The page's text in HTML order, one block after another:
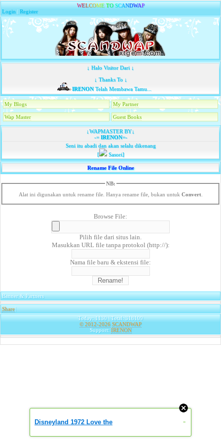
WELCOME TO SCANDWAP
Login |Register
↓ Halo Visitor Dari ↓
↓ Thanks To ↓
IRENONTelah Membawa Tamu...
My Blogs My Partner
Wap Master Guest Books
↓WAPMASTER BY↓
-=IRENON=-
Seni itu abadi dan akan selalu dikenang
[
Sasori]
Rename File Online
NB:
Alat ini digunakan untuk rename file. Hanya rename file, bukan untuk Convert.
Browse File:
Pilih file dari situs lain.
Masukkan URL file tanpa protokol (http://):
Nama file baru & ekstensi file:
Banner & Partners
Share|
Today: 1130 | Total: 318109
© 2012-2026 SCANDWAP
Support: IRENON
Disneyland 1972 Love the »